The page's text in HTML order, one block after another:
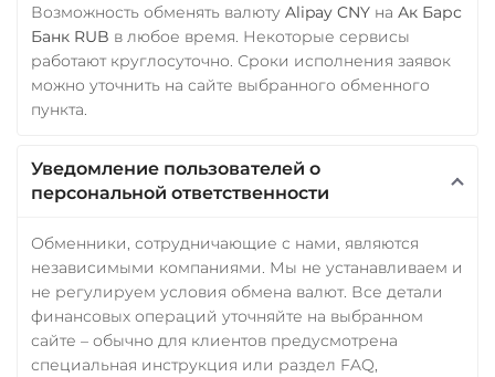
Возможность обменять валюту Alipay CNY на Ак Барс
Банк RUB в любое время. Некоторые сервисы
работают круглосуточно. Сроки исполнения заявок
можно уточнить на сайте выбранного обменного
пункта.
Уведомление пользователей о
персональной ответственности
Обменники, сотрудничающие с нами, являются
независимыми компаниями. Мы не устанавливаем и
не регулируем условия обмена валют. Все детали
финансовых операций уточняйте на выбранном
сайте – обычно для клиентов предусмотрена
специальная инструкция или раздел FAQ,